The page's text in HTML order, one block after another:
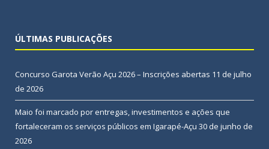
ÚLTIMAS PUBLICAÇÕES
Concurso Garota Verão Açu 2026 – Inscrições abertas 11 de julho
de 2026
Maio foi marcado por entregas, investimentos e ações que
fortaleceram os serviços públicos em Igarapé-Açu 30 de junho de
2026